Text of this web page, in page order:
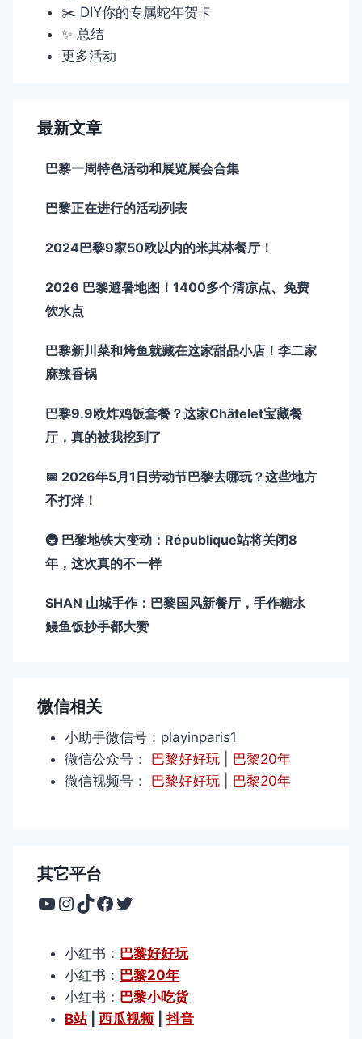
✂️ DIY你的专属蛇年贺卡
✨ 总结
更多活动
最新文章
巴黎一周特色活动和展览展会合集
巴黎正在进行的活动列表
2024巴黎9家50欧以内的米其林餐厅！
2026 巴黎避暑地图！1400多个清凉点、免费
饮水点
巴黎新川菜和烤鱼就藏在这家甜品小店！李二家
麻辣香锅
巴黎9.9欧炸鸡饭套餐？这家Châtelet宝藏餐
厅，真的被我挖到了
📅 2026年5月1日劳动节巴黎去哪玩？这些地方
不打烊！
🚇 巴黎地铁大变动：République站将关闭8
年，这次真的不一样
SHAN 山城手作：巴黎国风新餐厅，手作糖水
鳗鱼饭抄手都大赞
微信相关
小助手微信号：playinparis1
微信公众号： 巴黎好好玩
巴黎20年
微信视频号： 巴黎好好玩 巴黎20年
其它平台
YouTube
Instagram
TikTok
Facebook
Twitter
小红书： 巴黎好好玩
小红书： 巴黎20年
小红书： 巴黎小吃货
B站| 西瓜视频 抖音